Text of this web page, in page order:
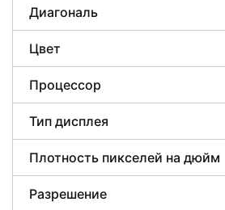
Диагональ
Цвет
Процессор
Тип дисплея
Плотность пикселей на дюйм
Разрешение